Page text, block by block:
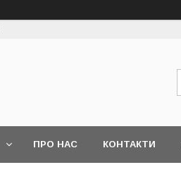
ПРО НАС КОНТАКТИ